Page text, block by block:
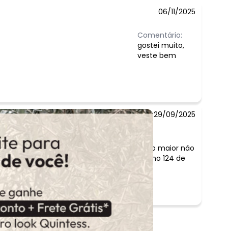
06/11/2025
Comentário:
gostei muito,
veste bem
29/09/2025
mas acho que vou trocar por um numero maior não
bem marcou um pouco a barriga. Tenho 124 de
altura, 87 quilos e comprei numero 50.